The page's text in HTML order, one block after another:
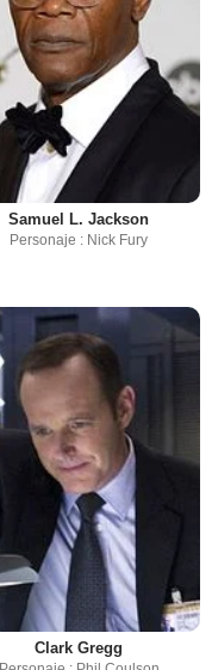
Samuel L. Jackson
Personaje : Nick Fury
Clark Gregg